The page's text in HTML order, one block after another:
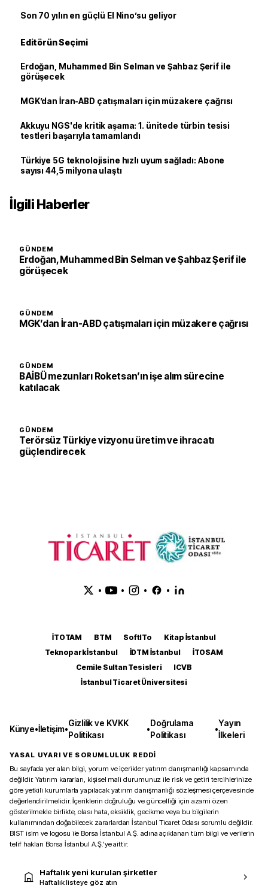
Son 70 yılın en güçlü El Nino’su geliyor
Editörün Seçimi
Erdoğan, Muhammed Bin Selman ve Şahbaz Şerif ile
görüşecek
MGK’dan İran-ABD çatışmaları için müzakere çağrısı
Akkuyu NGS'de kritik aşama: 1. ünitede türbin tesisi
testleri başarıyla tamamlandı
Türkiye 5G teknolojisine hızlı uyum sağladı: Abone
sayısı 44,5 milyona ulaştı
İlgili Haberler
GÜNDEM
Erdoğan, Muhammed Bin Selman ve Şahbaz Şerif ile
görüşecek
GÜNDEM
MGK’dan İran-ABD çatışmaları için müzakere çağrısı
GÜNDEM
BAİBÜ mezunları Roketsan’ın işe alım sürecine
katılacak
GÜNDEM
Terörsüz Türkiye vizyonu üretim ve ihracatı
güçlendirecek
• • • •
İTOTAM BTM SoftITo
Kitap İstanbul
Teknopark İstanbul
İDTM İstanbul
İTOSAM
Cemile Sultan Tesisleri
ICVB
İstanbul Ticaret Üniversitesi
Künye•İletişim•
Gizlilik ve KVKK
Politikası
•
Doğrulama
Politikası
•
Yayın
İlkeleri
YASAL UYARI VE SORUMLULUK REDDİ
Bu sayfada yer alan bilgi, yorum ve içerikler yatırım danışmanlığı kapsamında
değildir. Yatırım kararları, kişisel mali durumunuz ile risk ve getiri tercihlerinize
göre yetkili kurumlarla yapılacak yatırım danışmanlığı sözleşmesi çerçevesinde
değerlendirilmelidir. İçeriklerin doğruluğu ve güncelliği için azami özen
gösterilmekle birlikte, olası hata, eksiklik, gecikme veya bu bilgilerin
kullanımından doğabilecek zararlardan İstanbul Ticaret Odası sorumlu değildir.
BIST isim ve logosu ile Borsa İstanbul A.Ş. adına açıklanan tüm bilgi ve verilerin
telif hakları Borsa İstanbul A.Ş.’ye aittir.
Haftalık yeni kurulan şirketler
Haftalık listeye göz atın